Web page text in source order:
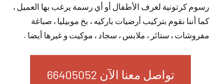
رسوم كرتونية لغرف الأطفال أو أي رسمة يرغب بها العميل ،
كما أننا نقوم بتركيب أرضيات باركيه ، بخ موبيليا ، صباغة
مفروشات ، ستائر ، ملابس ، سجاد ، موكيت و غيرها أيضا .
تواصل معنا الآن 66405052